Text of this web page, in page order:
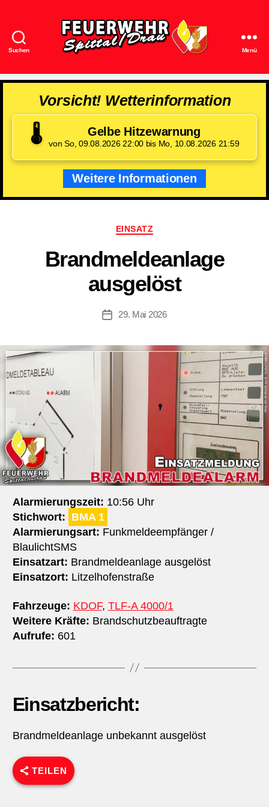
Suchen
Spittal/Drau
Menü
Vorsicht! Wetterinformation
🌡️ Gelbe Hitzewarnung
von So, 09.08.2026 22:00 bis Mo, 10.08.2026 21:59
Weitere Informationen
Kategorien
EINSATZ
Brandmeldeanlage
ausgelöst
Beitragsdatum
29. Mai 2026
Alarmierungszeit: 10:56 Uhr
Stichwort: BMA 1
Alarmierungsart: Funkmeldeempfänger /
BlaulichtSMS
Einsatzart: Brandmeldeanlage ausgelöst
Einsatzort: Litzelhofenstraße
Fahrzeuge: KDOF, TLF-A 4000/1
Weitere Kräfte: Brandschutzbeauftragte
Aufrufe: 601
Einsatzbericht:
Brandmeldeanlage unbekannt ausgelöst
TEILEN